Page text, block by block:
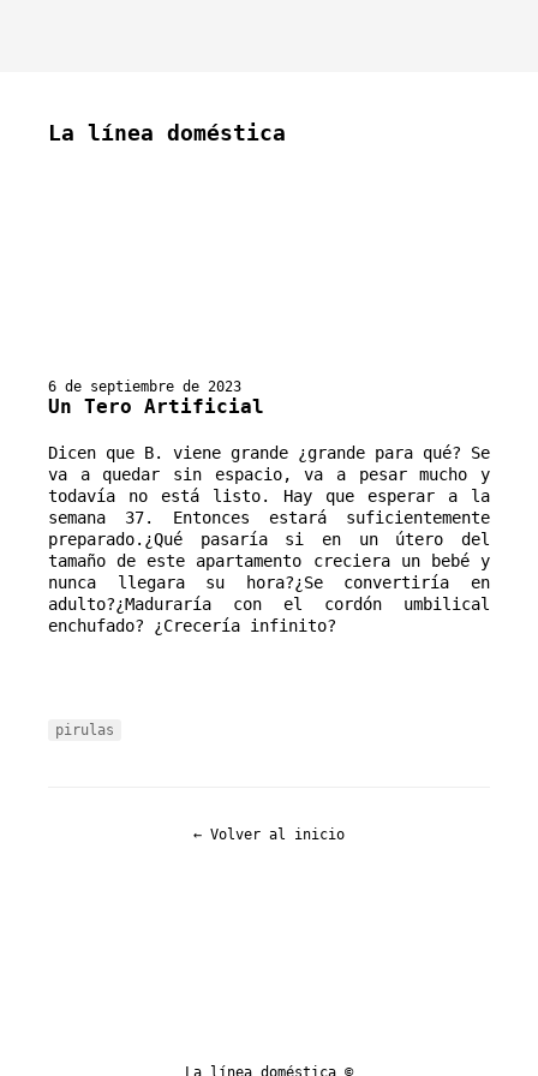
La línea doméstica
6 de septiembre de 2023
Un Tero Artificial
Dicen que B. viene grande ¿grande para qué? Se
va a quedar sin espacio, va a pesar mucho y
todavía no está listo. Hay que esperar a la
semana 37. Entonces estará suficientemente
preparado.¿Qué pasaría si en un útero del
tamaño de este apartamento creciera un bebé y
nunca llegara su hora?¿Se convertiría en
adulto?¿Maduraría con el cordón umbilical
enchufado? ¿Crecería infinito?
pirulas
← Volver al inicio
La línea doméstica ©